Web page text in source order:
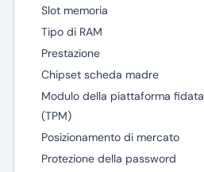
Slot memoria
Tipo di RAM
Prestazione
Chipset scheda madre
Modulo della piattaforma fidata
(TPM)
Posizionamento di mercato
Protezione della password